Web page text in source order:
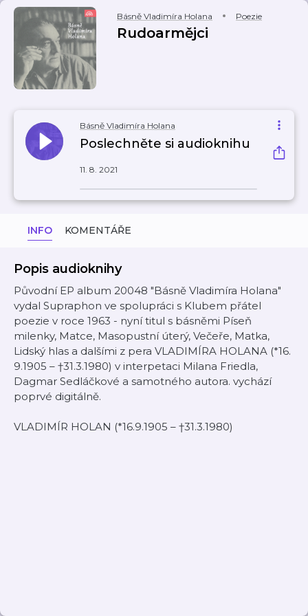
Básně Vladimíra Holana Poezie
Rudoarmějci
Básně Vladimíra Holana
Poslechněte si audioknihu
11. 8. 2021
INFO KOMENTÁŘE
Popis audioknihy
Původní EP album 20048 "Básně Vladimíra Holana"
vydal Supraphon ve spolupráci s Klubem přátel
poezie v roce 1963 - nyní titul s básněmi Píseň
milenky, Matce, Masopustní úterý, Večeře, Matka,
Lidský hlas a dalšími z pera VLADIMÍRA HOLANA (*16.
9.1905 – †31.3.1980) v interpetaci Milana Friedla,
Dagmar Sedláčkové a samotného autora. vychází
poprvé digitálně.
VLADIMÍR HOLAN (*16.9.1905 – †31.3.1980)